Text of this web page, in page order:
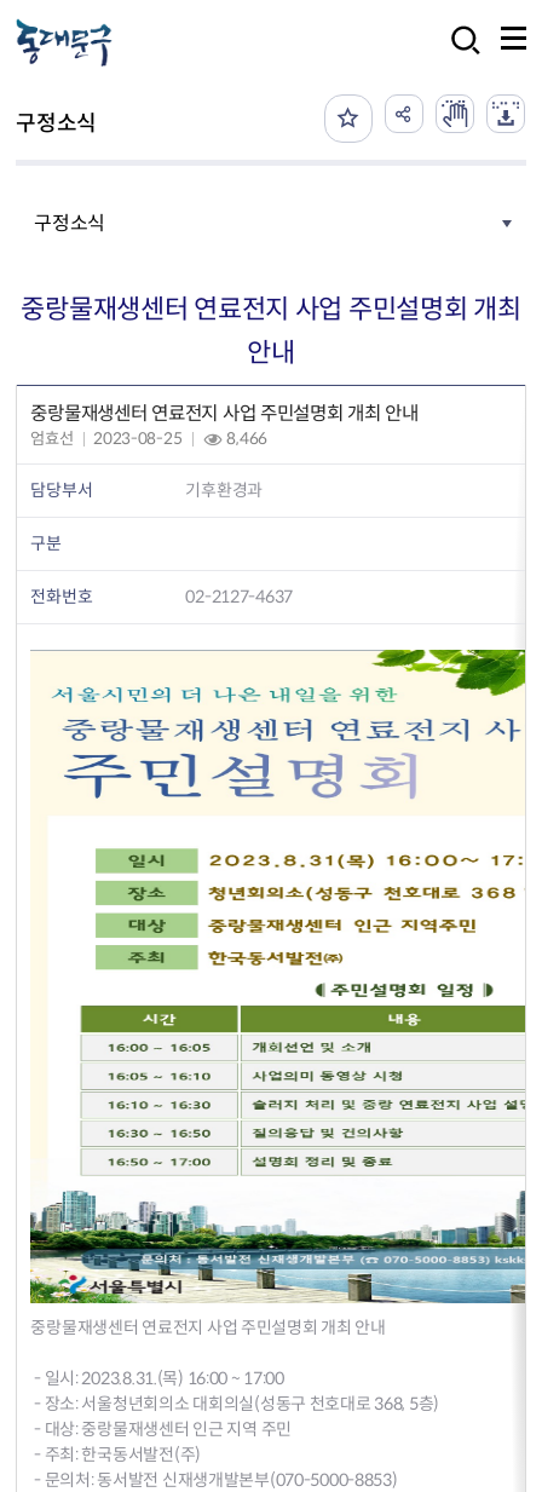
구정소식
구정소식
중랑물재생센터 연료전지 사업 주민설명회 개최
안내
중랑물재생센터 연료전지 사업 주민설명회 개최 안내
엄효선 2023-08-25 8,466
담당부서 기후환경과
구분
전화번호 02-2127-4637
중랑물재생센터 연료전지 사업 주민설명회 개최 안내
- 일시: 2023.8.31.(목) 16:00 ~ 17:00
- 장소: 서울청년회의소 대회의실(성동구 천호대로 368, 5층)
- 대상: 중랑물재생센터 인근 지역 주민
- 주최: 한국동서발전(주)
- 문의처: 동서발전 신재생개발본부(070-5000-8853)